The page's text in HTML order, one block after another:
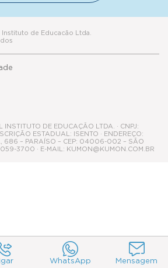
WhatsApp Mensagem
de Educacão Ltda.
INSTITUTO DE EDUCAÇÃO LTDA. · CNPJ:
ESTADUAL: ISENTO · ENDEREÇO:
686 – PARAÍSO – CEP: 04006-002 – SÃO
3700 · E-MAIL: KUMON@KUMON.COM.BR